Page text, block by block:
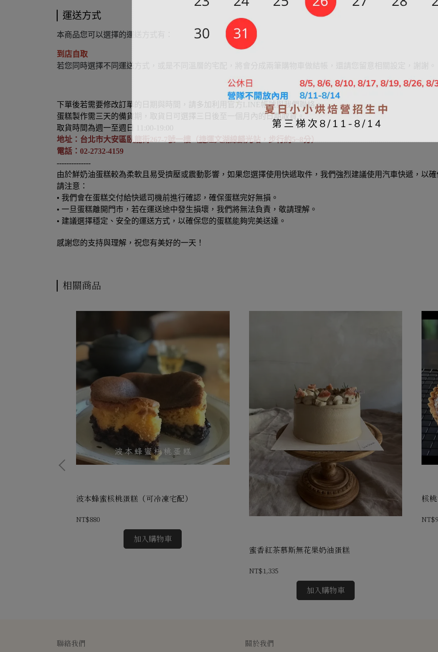
運送方式
本商品您可以選擇的運送方式有：
到店自取
若您同時選擇不同運送方式，或是不同溫層的宅配，將會分成兩筆購物車做結帳，還請您留意相關設定，謝謝。
下單後若需要修改訂單的日期與時間，請多加利用官方LINE帳號與我們聯絡。
蛋糕製作需三天的備貨期，取貨日可選擇三日後至一個月內的日期取貨。
取貨時間為週一至週日 11:00-19:00
地址：台北市大安區臥龍街267-7號一樓（捷運文湖線麟光站，步行約5~8分）
電話：02-2732-4159
--------------
由於鮮奶油蛋糕較為柔軟且易受擠壓或震動影響，如果您選擇使用快遞取件，我們強烈建議使用汽車快遞，以確
請注意：
• 我們會在蛋糕交付給快遞司機前進行確認，確保蛋糕完好無損。
• 一旦蛋糕離開門市，若在運送途中發生損壞，我們將無法負責，敬請理解。
• 建議選擇穩定、安全的運送方式，以確保您的蛋糕能夠完美送達。
感謝您的支持與理解，祝您有美好的一天！
相關商品
波本蜂蜜核桃蛋糕（可冷凍宅配）
NT$880
加入購物車
蜜香紅茶慕斯無花果奶油蛋糕
NT$1,335
加入購物車
核
聯絡我們 關於我們